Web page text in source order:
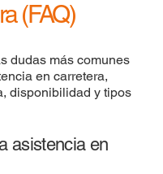
(FAQ)
dudas más comunes
en carretera,
disponibilidad y tipos
asistencia en